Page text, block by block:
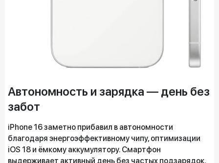
Автономность и зарядка — день без
забот
iPhone 16 заметно прибавил в автономности
благодаря энергоэффективному чипу, оптимизации
iOS 18 и ёмкому аккумулятору. Смартфон
выдерживает активный день без частых подзарядок.